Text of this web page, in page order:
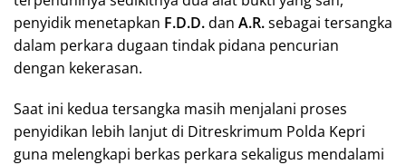
penyidik menetapkan F.D.D.dan A.R.sebagai tersangka
dalam perkara dugaan tindak pidana pencurian
dengan kekerasan.
Saat ini kedua tersangka masih menjalani proses
penyidikan lebih lanjut di Ditreskrimum Polda Kepri
guna melengkapi berkas perkara sekaligus mendalami